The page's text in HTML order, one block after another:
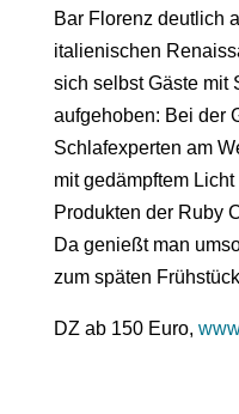
Bar Florenz deutlich
italienischen
sich selbst Gäste mit
aufgehoben: Bei der
Schlafexperten am
mit gedämpftem
Produkten der Ruby
Da genießt man
zum späten
DZ ab 150 Euro,